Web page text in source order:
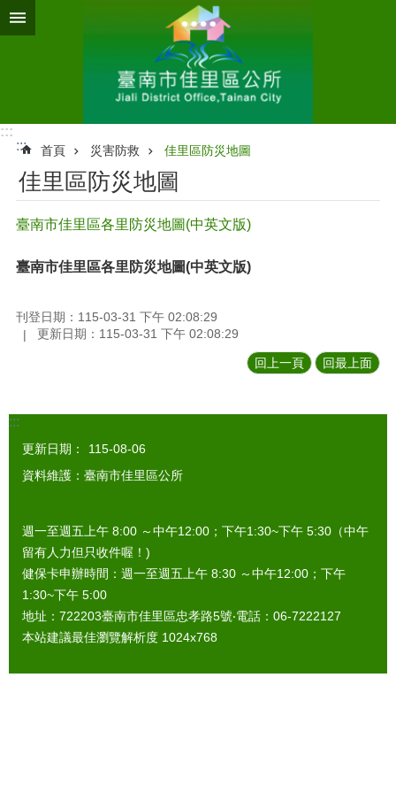
跳到主要內容區塊
:::
:::
首頁 災害防救 佳里區防災地圖
佳里區防災地圖
臺南市佳里區各里防災地圖(中英文版)
臺南市佳里區各里防災地圖(中英文版)
刊登日期：115-03-31 下午 02:08:29
更新日期：115-03-31 下午 02:08:29
回上一頁 回最上面
:::
更新日期：
115-08-06
資料維護：臺南市佳里區公所
週一至週五上午 8:00 ～中午12:00；下午1:30~下午 5:30（中午
留有人力但只收件喔！)
健保卡申辦時間：週一至週五上午 8:30 ～中午12:00；下午
1:30~下午 5:00
地址：722203臺南市佳里區忠孝路5號‧電話：06-7222127
本站建議最佳瀏覽解析度 1024x768